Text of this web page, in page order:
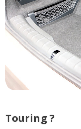
Touring ?